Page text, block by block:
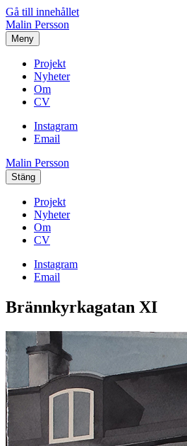
Gå till innehållet
Malin Persson
Meny
Projekt
Nyheter
Om
CV
Instagram
Email
Malin Persson
Stäng
Projekt
Nyheter
Om
CV
Instagram
Email
Brännkyrkagatan XI